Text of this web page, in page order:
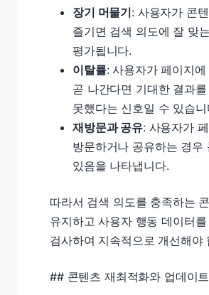
장기 머물기: 사용자가 콘
즐기면 검색 의도에 잘 맞
평가됩니다.
이탈률: 사용자가 페이지
곧 나간다면 기대한 결과
못했다는 신호일 수 있습니
재방문과 공유: 사용자가
방문하거나 공유하는 경우
있음을 나타냅니다.
따라서 검색 의도를 충족하는
유지하고 사용자 행동 데이터
검사하여 지속적으로 개선해야
## 콘텐츠 재최적화와 업데이